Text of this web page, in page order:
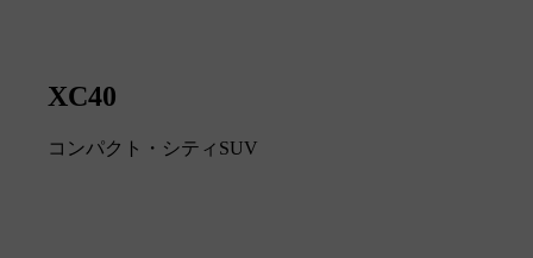
XC40
コンパクト・シティSUV